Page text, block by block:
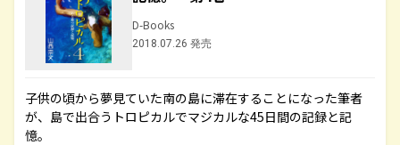
D-Books
2018.07.26 発売
子供の頃から夢見ていた南の島に滞在することになった筆者
が、島で出合うトロピカルでマジカルな45日間の記録と記
憶。